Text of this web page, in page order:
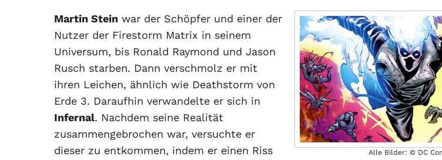
Alle Bilder: © DC
Martin Stein war der Schöpfer und einer der
Nutzer der Firestorm Matrix in seinem
Universum, bis Ronald Raymond und Jason
Rusch starben. Dann verschmolz er mit
ihren Leichen, ähnlich wie Deathstorm von
Erde 3. Daraufhin verwandelte er sich in
Infernal. Nachdem seine Realität
zusammengebrochen war, versuchte er
dieser zu entkommen, indem er einen Riss